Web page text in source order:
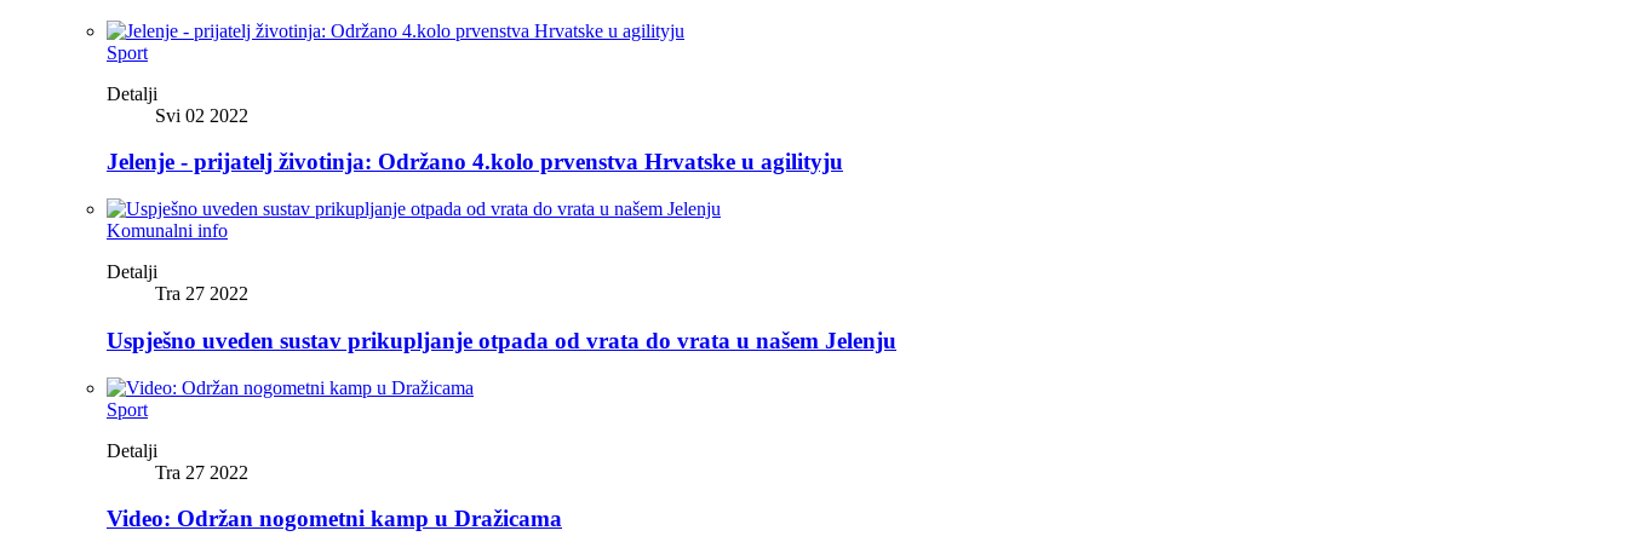
Sport
Detalji
Svi 02 2022
Jelenje - prijatelj životinja: Održano 4.kolo prvenstva Hrvatske u agilityju
Komunalni info
Detalji
Tra 27 2022
Uspješno uveden sustav prikupljanje otpada od vrata do vrata u našem Jelenju
Sport
Detalji
Tra 27 2022
Video: Održan nogometni kamp u Dražicama